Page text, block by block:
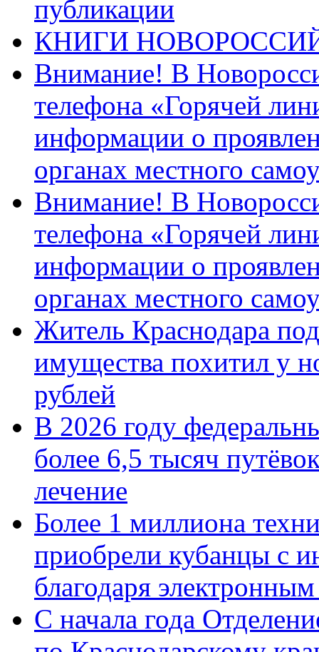
публикации
КНИГИ
Внимание! В
телефона «Горячей
информации о
органах местного
Внимание! В
телефона «Горячей
информации о
органах местного
Житель Краснодара
имущества похитил у
рублей
В 2026 году
более 6,5 тысяч
лечение
Более 1 миллиона
приобрели кубанцы с
благодаря
С начала года